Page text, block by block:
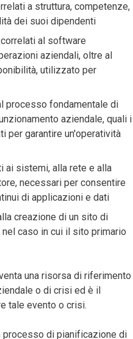
a struttura, competenze,
dei suoi dipendenti
al software
aziendali, oltre al
utilizzato per
processo fondamentale di
aziendale, quali i
per garantire un'operatività
ai sistemi, alla rete e alla
necessari per consentire
di applicazioni e dati
creazione di un sito di
caso in cui il sito primario
una risorsa di riferimento
o di crisi ed è il
tale evento o crisi.
processo di pianificazione di